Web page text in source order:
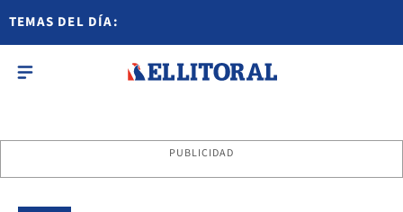
TEMAS DEL DÍA:
PUBLICIDAD